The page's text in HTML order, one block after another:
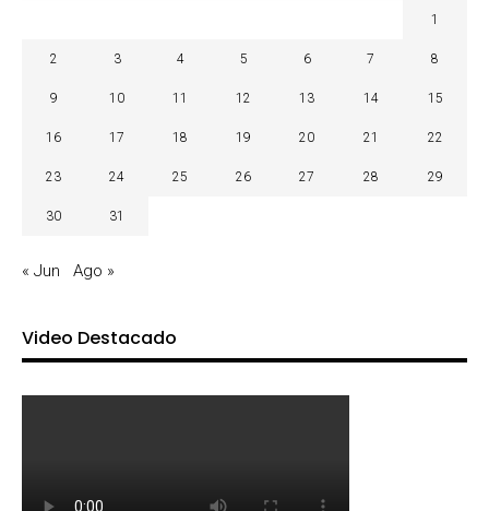
1
2 3 4 5 6 7 8
9 10 11 12 13 14 15
16 17 18 19 20 21 22
23 24 25 26 27 28 29
30 31
« Jun Ago »
Video Destacado